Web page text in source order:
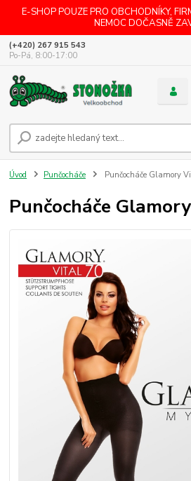
E-SHOP POUZE PRO OBCHODNÍKY,
NEMOC DOČASNĚ
(+420) 267 915 543
Po-Pá, 8:00-17:00
Úvod Punčocháče Punčocháče Glamory
Punčocháče